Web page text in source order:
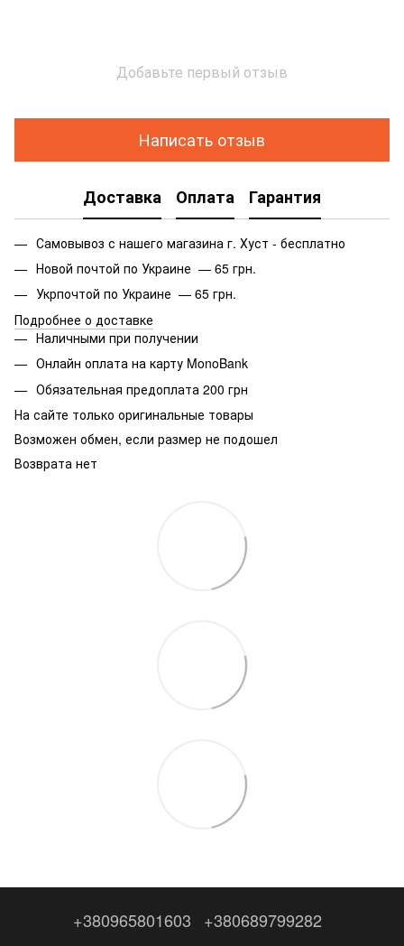
Добавьте первый отзыв
Написать отзыв
Доставка Оплата Гарантия
Самовывоз с нашего магазина г. Хуст - бесплатно
Новой почтой по Украине — 65 грн.
Укрпочтой по Украине — 65 грн.
Подробнее о доставке
Наличными при получении
Онлайн оплата на карту MonoBank
Обязательная предоплата 200 грн
На сайте только оригинальные товары
Возможен обмен, если размер не подошел
Возврата нет
+380965801603 +380689799282